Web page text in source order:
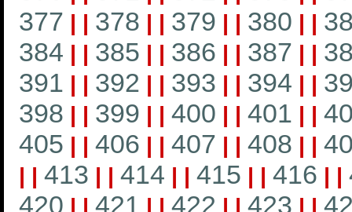
377 | | 378 | | 379 | | 380 | |
384 | | 385 | | 386 | | 387 | |
391 | | 392 | | 393 | | 394 | |
398 | | 399 | | 400 | | 401 | |
405 | | 406 | | 407 | | 408 | |
| | 413 | | 414 | | 415 | | 416 | |
420 | | 421 | | 422 | | 423 | |